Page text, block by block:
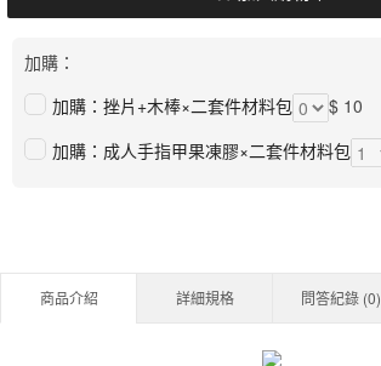
加購：
加購：挫片+木棒×二套件材料包
$ 10
加購：成人手指甲果凍膠×二套件材料包
商品介紹 詳細規格 問答紀錄 (0)